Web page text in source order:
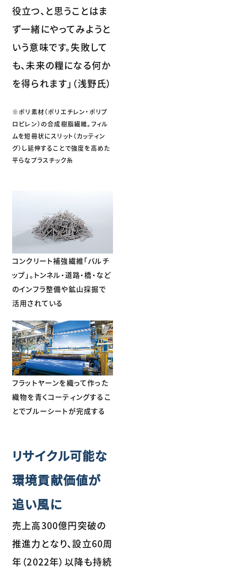
役立つ、と思うことはま
ず一緒にやってみようと
いう意味です。失敗して
も、未来の糧になる何か
を得られます」（浅野氏）
※ポリ素材（ポリエチレン・ポリプ
ロピレン）の合成樹脂繊維。フィル
ムを短冊状にスリット（カッティン
グ）し延伸することで強度を高めた
平らなプラスチック糸
コンクリート補強繊維「バルチ
ップ」。トンネル・道路・橋・など
のインフラ整備や鉱山採掘で
活用されている
フラットヤーンを織って作った
織物を青くコーティングするこ
とでブルーシートが完成する
リサイクル可能な
環境貢献価値が
追い風に
売上高300億円突破の
推進力となり、設立60周
年（2022年）以降も持続